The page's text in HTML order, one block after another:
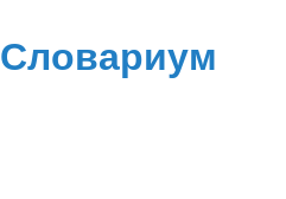
Словариум